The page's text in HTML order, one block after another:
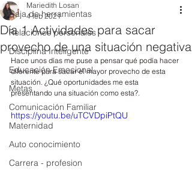
Caja de herramientas
Relaciones personales
Disciplina Inteligente
Educación Emocional
Metas
Comunicación Familiar
Maternidad
Auto conocimiento
Carrera - profesion
Día 1 Actividades para sacar
provecho de una situación negativa
Mariedith Losan
4 feb 2021
Hace unos días me puse a pensar qué podía hacer
diferente para sacar el mayor provecho de esta
situación. ¿Qué oportunidades me esta
presentando una situación como esta?.
https://youtu.be/uTCVDpiPtQU